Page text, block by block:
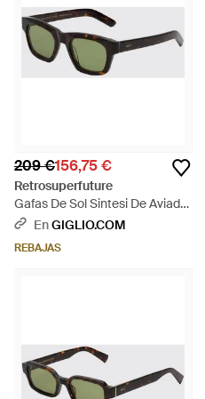
209 €156,75 €
Retrosuperfuture
Gafas De Sol Sintesi De Aviador
En Acetato Carey - Verde
EnGIGLIO.COM
REBAJAS